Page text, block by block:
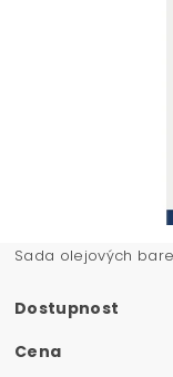
Sada olejových
Dostupnost
Cena